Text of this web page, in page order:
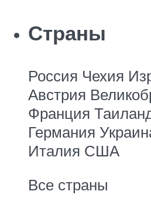
Страны
Россия Чехия
Австрия
Франция
Германия
Италия США
Все страны